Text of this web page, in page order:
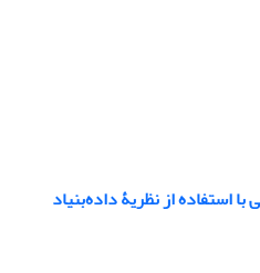
استفاده از نظریۀ داده‌بنیاد